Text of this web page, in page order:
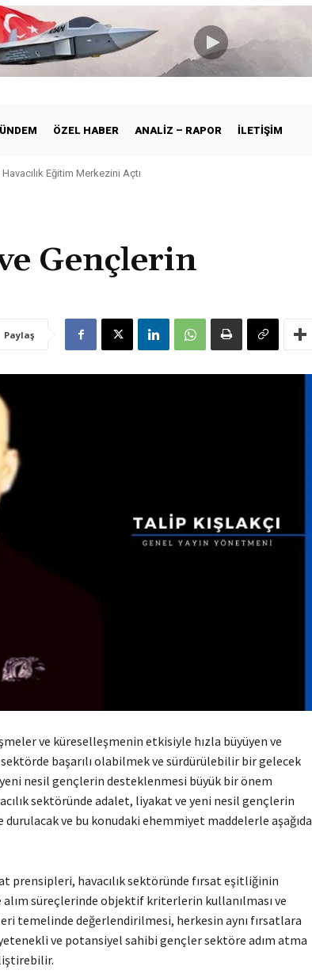
ÖZEL HABER ANALIZ – RAPOR İLETIŞIM
Eğitim Merkezini Açtı
Gençlerin
Paylaş
ve küreselleşmenin etkisiyle hızla büyüyen ve
başarılı olabilmek ve sürdürülebilir bir gelecek
nesil gençlerin desteklenmesi büyük bir önem
sektöründe adalet, liyakat ve yeni nesil gençlerin
ve bu konudaki ehemmiyet maddelerle aşağıda
prensipleri, havacılık sektöründe fırsat eşitliğinin
alım süreçlerinde objektif kriterlerin kullanılması ve
temelinde değerlendirilmesi, herkesin aynı fırsatlara
yetenekli ve potansiyel sahibi gençler sektöre adım atma